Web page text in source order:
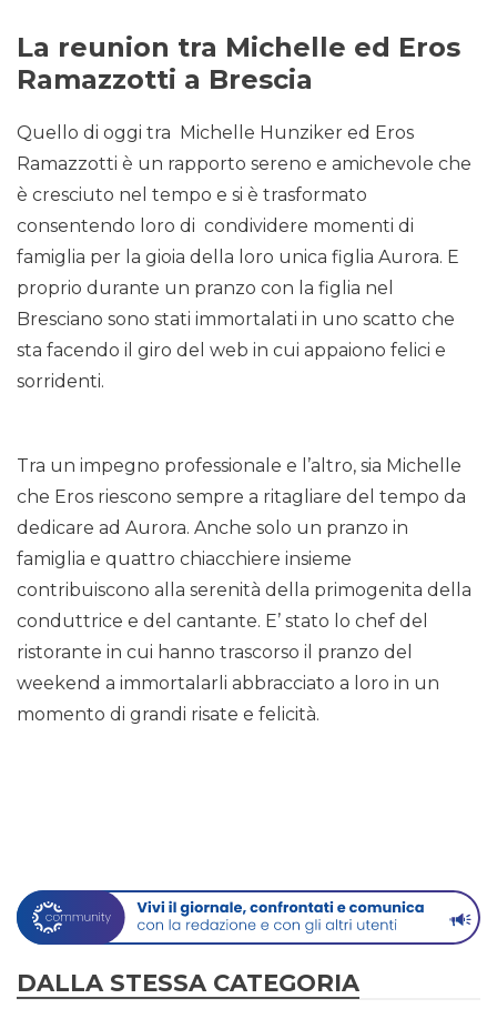
La reunion tra Michelle ed Eros
Ramazzotti a Brescia
Quello di oggi tra Michelle Hunziker ed Eros
Ramazzotti è un rapporto sereno e amichevole che
è cresciuto nel tempo e si è trasformato
consentendo loro di condividere momenti di
famiglia per la gioia della loro unica figlia Aurora. E
proprio durante un pranzo con la figlia nel
Bresciano sono stati immortalati in uno scatto che
sta facendo il giro del web in cui appaiono felici e
sorridenti.
Tra un impegno professionale e l’altro, sia Michelle
che Eros riescono sempre a ritagliare del tempo da
dedicare ad Aurora. Anche solo un pranzo in
famiglia e quattro chiacchiere insieme
contribuiscono alla serenità della primogenita della
conduttrice e del cantante. E’ stato lo chef del
ristorante in cui hanno trascorso il pranzo del
weekend a immortalarli abbracciato a loro in un
momento di grandi risate e felicità.
DALLA STESSA CATEGORIA